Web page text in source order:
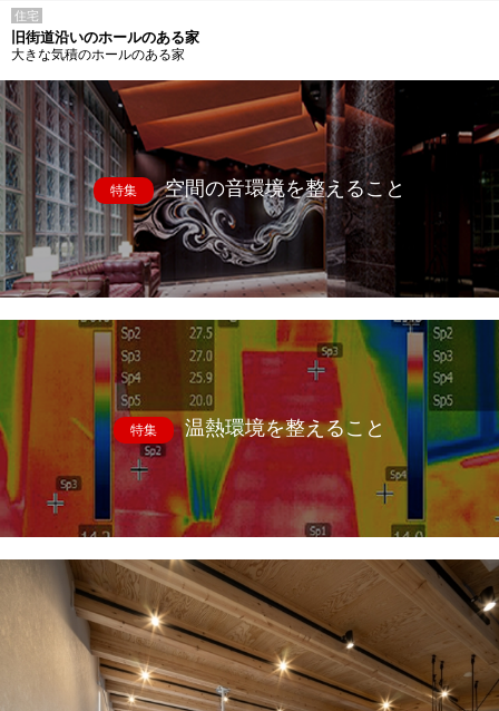
住宅
旧街道沿いのホールのある家
大きな気積のホールのある家
特集 空間の音環境を整えること
特集 温熱環境を整えること